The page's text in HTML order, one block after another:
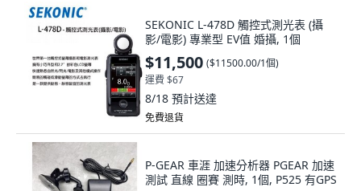
SEKONIC L-478D 觸控式測光表 (攝
影/電影) 專業型 EV值 婚攝, 1個
$11,500 ($11500.00/1個)
運費 $67
8/18 預計送達
免費退貨
P-GEAR 車涯 加速分析器 PGEAR 加速
測試 直線 圈賽 測時, 1個, P525 有GPS